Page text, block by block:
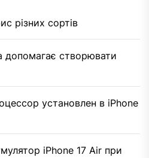
різних сортів
створювати
установлен в iPhone
iPhone 17 Air при